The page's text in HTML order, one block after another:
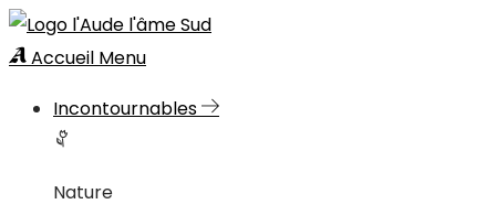
Accueil Menu
Incontournables
Nature